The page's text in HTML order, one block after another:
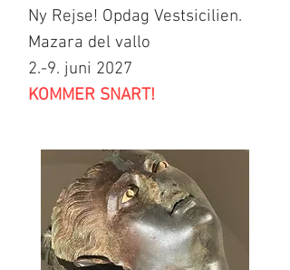
Ny Rejse! Opdag Vestsicilien.
Mazara del vallo
2.-9. juni 2027
KOMMER SNART!